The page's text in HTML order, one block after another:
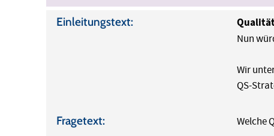
Einleitungstext:
Nun
Wir
QS-
Fragetext: Welche